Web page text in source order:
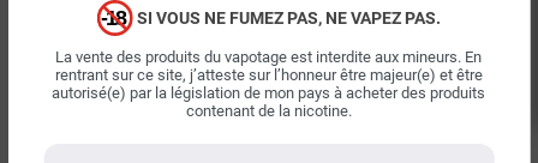
SI VOUS NE FUMEZ PAS, NE VAPEZ PAS.
La vente des produits du vapotage est interdite aux mineurs. En
rentrant sur ce site, j’atteste sur l’honneur être majeur(e) et être
autorisé(e) par la législation de mon pays à acheter des produits
contenant de la nicotine.